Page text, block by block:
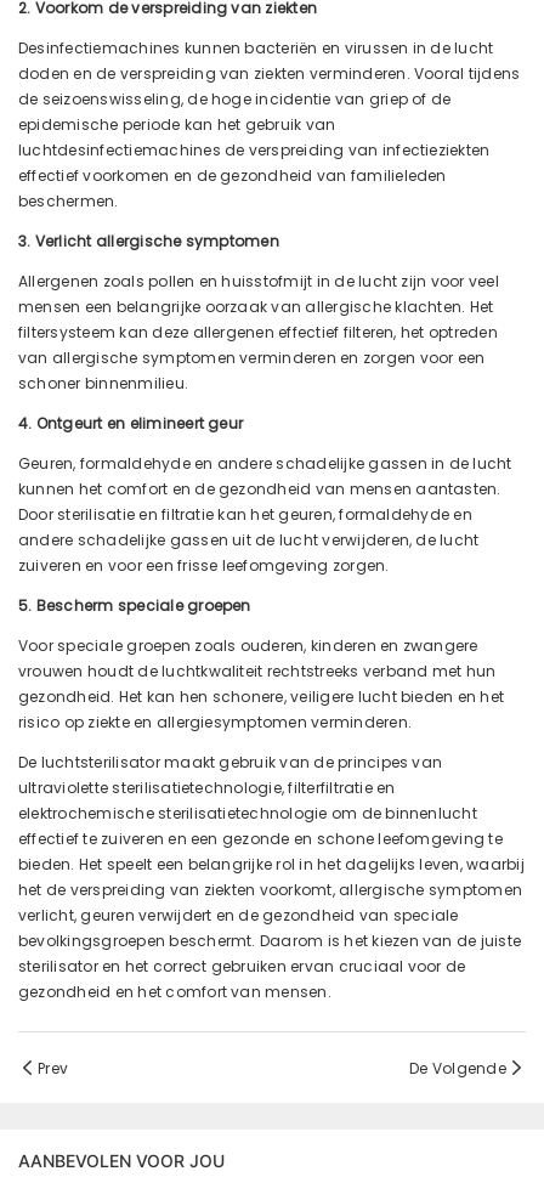
2. Voorkom de verspreiding van ziekten
Desinfectiemachines kunnen bacteriën en virussen in de lucht
doden en de verspreiding van ziekten verminderen. Vooral tijdens
de seizoenswisseling, de hoge incidentie van griep of de
epidemische periode kan het gebruik van
luchtdesinfectiemachines de verspreiding van infectieziekten
effectief voorkomen en de gezondheid van familieleden
beschermen.
3. Verlicht allergische symptomen
Allergenen zoals pollen en huisstofmijt in de lucht zijn voor veel
mensen een belangrijke oorzaak van allergische klachten. Het
filtersysteem kan deze allergenen effectief filteren, het optreden
van allergische symptomen verminderen en zorgen voor een
schoner binnenmilieu.
4. Ontgeurt en elimineert geur
Geuren, formaldehyde en andere schadelijke gassen in de lucht
kunnen het comfort en de gezondheid van mensen aantasten.
Door sterilisatie en filtratie kan het geuren, formaldehyde en
andere schadelijke gassen uit de lucht verwijderen, de lucht
zuiveren en voor een frisse leefomgeving zorgen.
5. Bescherm speciale groepen
Voor speciale groepen zoals ouderen, kinderen en zwangere
vrouwen houdt de luchtkwaliteit rechtstreeks verband met hun
gezondheid. Het kan hen schonere, veiligere lucht bieden en het
risico op ziekte en allergiesymptomen verminderen.
De luchtsterilisator maakt gebruik van de principes van
ultraviolette sterilisatietechnologie, filterfiltratie en
elektrochemische sterilisatietechnologie om de binnenlucht
effectief te zuiveren en een gezonde en schone leefomgeving te
bieden. Het speelt een belangrijke rol in het dagelijks leven, waarbij
het de verspreiding van ziekten voorkomt, allergische symptomen
verlicht, geuren verwijdert en de gezondheid van speciale
bevolkingsgroepen beschermt. Daarom is het kiezen van de juiste
sterilisator en het correct gebruiken ervan cruciaal voor de
gezondheid en het comfort van mensen.
Prev De Volgende
AANBEVOLEN VOOR JOU